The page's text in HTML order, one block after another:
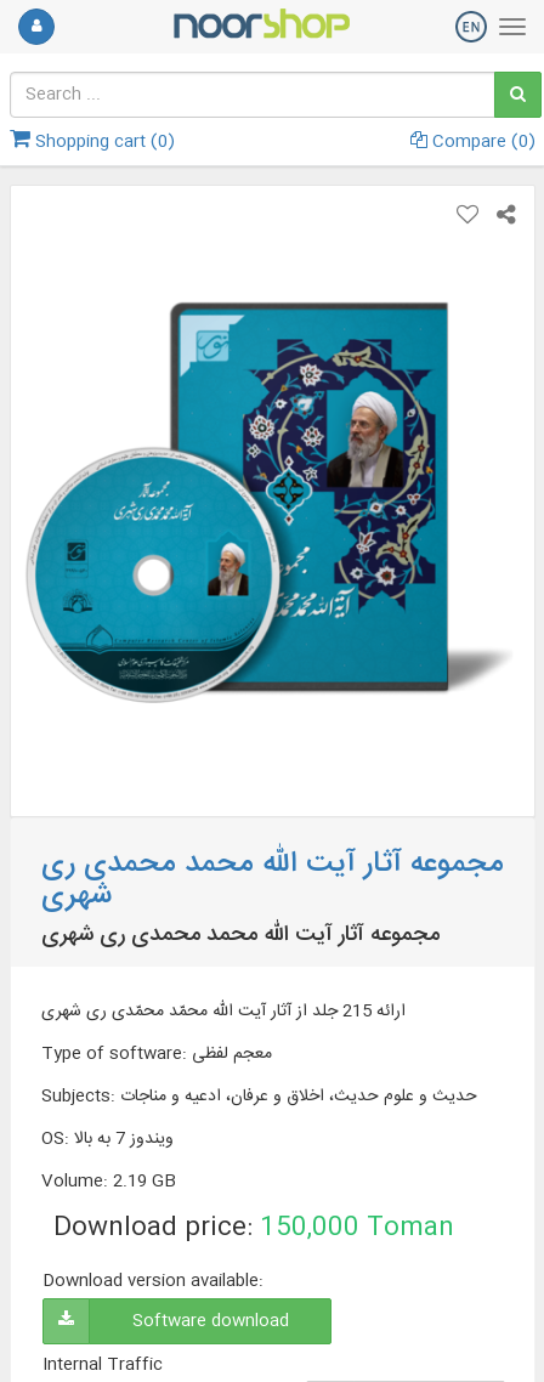
Shopping cart (0) Compare (0)
مجموعه آثار آیت ‌الله محمد محمدی ری‌
شهری
مجموعه آثار آیت ‌الله محمد محمدی ری‌ شهری
ارائه 215 جلد از آثار آیت ‌الله محمّد محمّدی ری‌ شهری
Type of software: معجم لفظی
Subjects: حدیث و علوم حدیث، اخلاق و عرفان، ادعیه و مناجات
OS:
ویندوز 7 به بالا
Volume: 2.19 GB
Download price: 150,000 Toman
Download version available:
Software download
Internal Traffic